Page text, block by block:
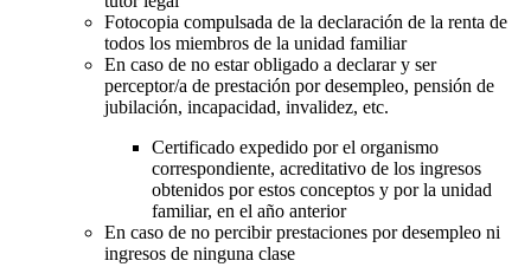
Fotocopia compulsada de la declaración de la renta de
todos los miembros de la unidad familiar
En caso de no estar obligado a declarar y ser
perceptor/a de prestación por desempleo, pensión de
jubilación, incapacidad, invalidez, etc.
Certificado expedido por el organismo
correspondiente, acreditativo de los ingresos
obtenidos por estos conceptos y por la unidad
familiar, en el año anterior
En caso de no percibir prestaciones por desempleo ni
ingresos de ninguna clase